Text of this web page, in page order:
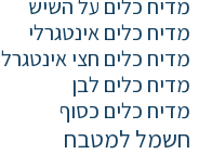
מדיח כלים על השיש
מדיח כלים אינטגרלי
מדיח כלים חצי אינטגרלי
מדיח כלים לבן
מדיח כלים כסוף
חשמל למטבח